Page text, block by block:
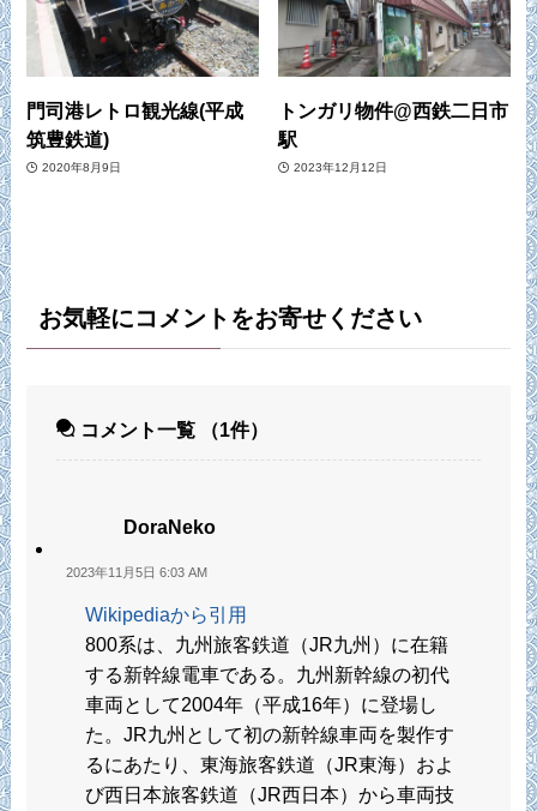
門司港レトロ観光線(平成
筑豊鉄道)
2020年8月9日
トンガリ物件@西鉄二日市
駅
2023年12月12日
お気軽にコメントをお寄せください
コメント一覧 （1件）
DoraNeko
2023年11月5日 6:03 AM
Wikipediaから引用
800系は、九州旅客鉄道（JR九州）に在籍
する新幹線電車である。九州新幹線の初代
車両として2004年（平成16年）に登場し
た。JR九州として初の新幹線車両を製作す
るにあたり、東海旅客鉄道（JR東海）およ
び西日本旅客鉄道（JR西日本）から車両技